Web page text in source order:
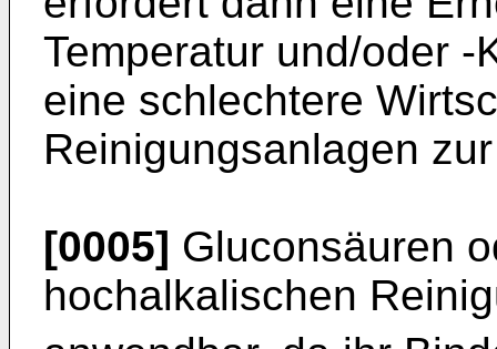
Temperatur und/oder
eine schlechtere
Reinigungsanlagen
[0005] Gluconsäuren
hochalkalischen